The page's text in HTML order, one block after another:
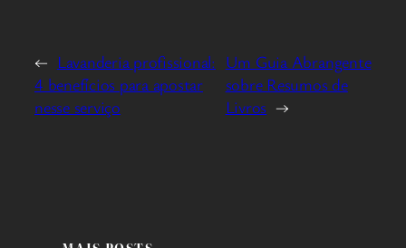
← Lavanderia profissional:
4 benefícios para apostar
nesse serviço
Um Guia Abrangente
sobre Resumos de
Livros →